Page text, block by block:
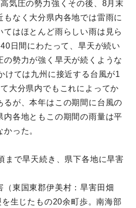
気圧の勢力強くその後、8月末
もなく大分県内各地では雷雨に
てはほとんど雨らしい雨は見ら
日間にわたって、旱天が続い
の勢力が強く旱天が続くような
けては九州に接近する台風が1
大分県内でもこれによってか
るが、本年はこの期間に台風の
内各地ともこの期間の雨量は平
った。
まで旱天続き、県下各地に旱害
（東国東郡伊美村：旱害田畑
生じたもの20余町歩。南海部